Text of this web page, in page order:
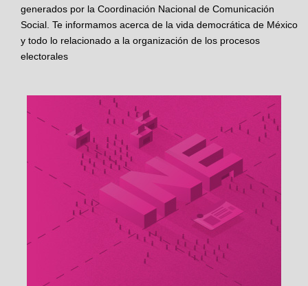
generados por la Coordinación Nacional de Comunicación
Social. Te informamos acerca de la vida democrática de México
y todo lo relacionado a la organización de los procesos
electorales